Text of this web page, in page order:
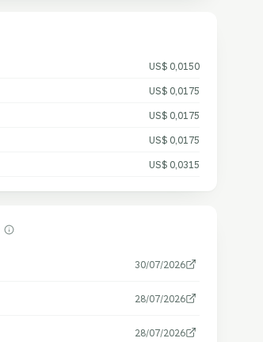
US$ 0,0150
US$ 0,0175
US$ 0,0175
US$ 0,0175
US$ 0,0315
30/07/2026
28/07/2026
28/07/2026